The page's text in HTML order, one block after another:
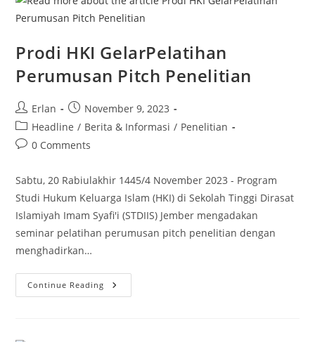
Prodi HKI GelarPelatihan
Perumusan Pitch Penelitian
Post
author:
Erlan
Post
published:
November 9, 2023
Post
category:
Headline / Berita & Informasi / Penelitian
Post0 Comments
Sabtu, 20 Rabiulakhir 1445/4 November 2023 - Program
Studi Hukum Keluarga Islam (HKI) di Sekolah Tinggi Dirasat
Islamiyah Imam Syafi'i (STDIIS) Jember mengadakan
seminar pelatihan perumusan pitch penelitian dengan
menghadirkan…
Continue Reading Prodi
HKI